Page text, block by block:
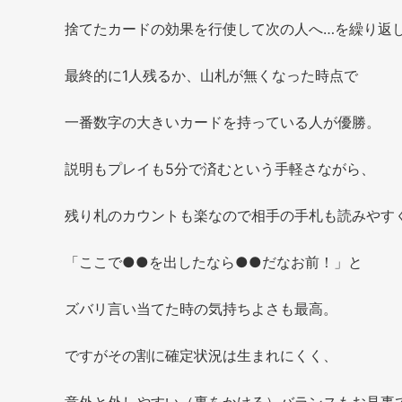
捨てたカードの効果を行使して次の人へ…を繰り返し
最終的に1人残るか、山札が無くなった時点で
一番数字の大きいカードを持っている人が優勝。
説明もプレイも5分で済むという手軽さながら、
残り札のカウントも楽なので相手の手札も読みやす
「ここで●●を出したなら●●だなお前！」と
ズバリ言い当てた時の気持ちよさも最高。
ですがその割に確定状況は生まれにくく、